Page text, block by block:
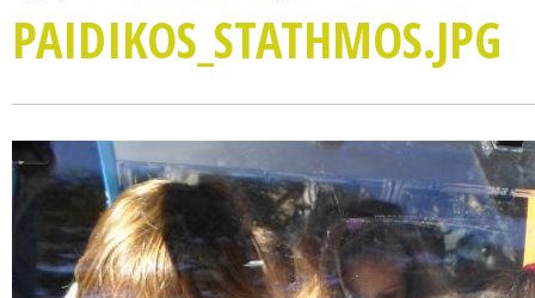
PAIDIKOS_STATHMOS.JPG